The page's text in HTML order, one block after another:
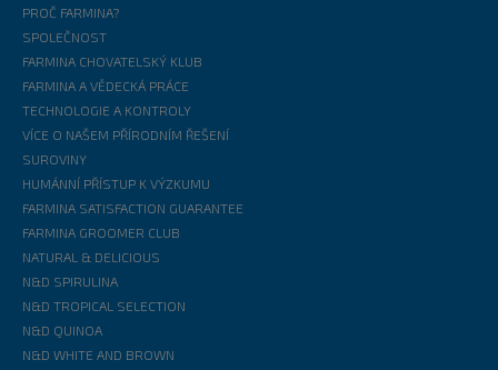
PROČ FARMINA?
SPOLEČNOST
FARMINA CHOVATELSKÝ KLUB
FARMINA A VĚDECKÁ PRÁCE
TECHNOLOGIE A KONTROLY
VÍCE O NAŠEM PŘÍRODNÍM ŘEŠENÍ
SUROVINY
HUMÁNNÍ PŘÍSTUP K VÝZKUMU
FARMINA SATISFACTION GUARANTEE
FARMINA GROOMER CLUB
NATURAL & DELICIOUS
N&D SPIRULINA
N&D TROPICAL SELECTION
N&D QUINOA
N&D WHITE AND BROWN